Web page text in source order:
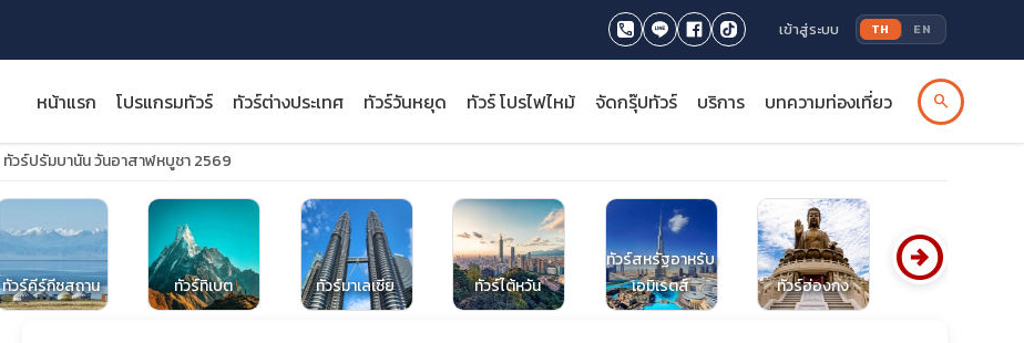
เข้าสู่ระบบ TH EN
หน้าแรก โปรแกรมทัวร์ ทัวร์ต่างประเทศ ทัวร์วันหยุด ทัวร์ โปรไฟไหม้ จัดกรุ๊ปทัวร์ บริการ บทความท่องเที่ยว search
close
ทัวร์ปรัมบานัน วันอาสาฬหบูชา 2569
ทัวร์คีร์กีซสถาน ทัวร์ทิเบต ทัวร์มาเลเซีย ทัวร์ไต้หวัน
ทัวร์สหรัฐอาหรับ
เอมิเรตส์
ทัวร์ฮ่องกง ทัวร์ทาจิกิสถาน
arrow_circle_right